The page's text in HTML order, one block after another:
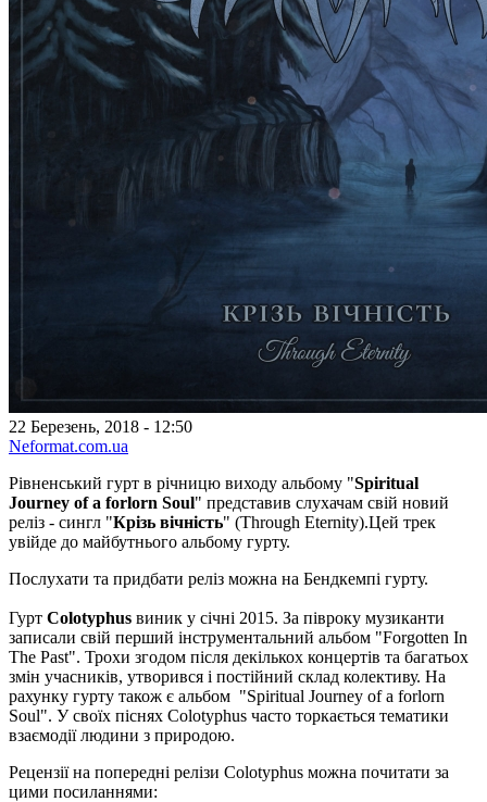
22 Березень, 2018 - 12:50
Neformat.com.ua
Рівненський гурт в річницю виходу альбому "Spiritual
Journey of a forlorn Soul" представив слухачам свій новий
реліз - сингл "Крізь вічність" (Through Eternity).Цей трек
увійде до майбутнього альбому гурту.
Послухати та придбати реліз можна на Бендкемпі гурту.
Гурт Colotyphus виник у січні 2015. За півроку музиканти
записали свій перший інструментальний альбом "Forgotten In
The Past". Трохи згодом після декількох концертів та багатьох
змін учасників, утворився і постійний склад колективу. На
рахунку гурту також є альбом "Spiritual Journey of a forlorn
Soul". У своїх піснях Colotyphus часто торкається тематики
взаємодії людини з природою.
Рецензії на попередні релізи Colotyphus можна почитати за
цими посиланнями: